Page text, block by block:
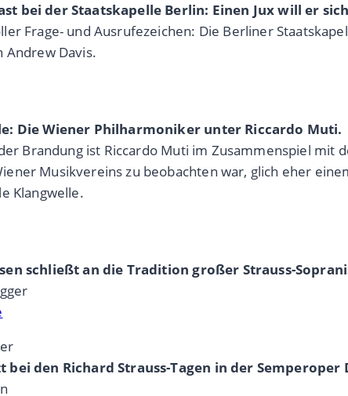
bei der Staatskapelle Berlin: Einen Jux will er
Frage- und Ausrufezeichen: Die Berliner
Andrew Davis.
Die Wiener Philharmoniker unter Riccardo Muti.
Brandung ist Riccardo Muti im Zusammenspiel
Musikvereins zu beobachten war, glich eher
Klangwelle.
schließt an die Tradition großer Strauss-
bei den Richard Strauss-Tagen in der